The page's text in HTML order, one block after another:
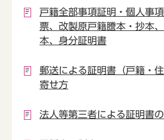
戸籍全部事項証明・個人事
票、改製原戸籍謄本・抄本
本、身分証明書
郵送による証明書（戸籍・
寄せ方
法人等第三者による証明書